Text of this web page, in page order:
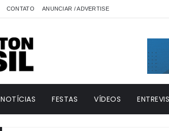
CONTATO ANUNCIAR / ADVERTISE
NOTÍCIAS FESTAS VÍDEOS